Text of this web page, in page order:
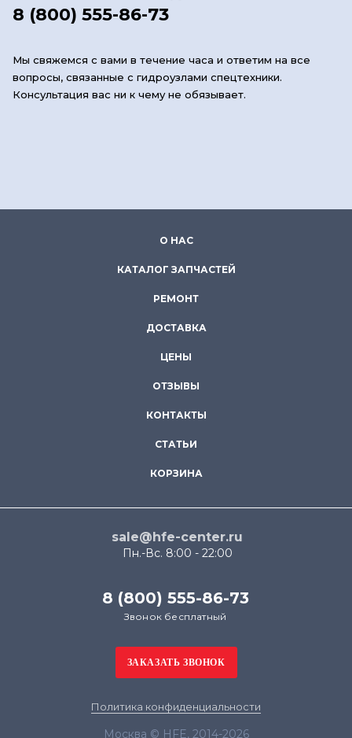
8 (800) 555-86-73
Мы свяжемся с вами в течение часа и ответим на все
вопросы, связанные с гидроузлами спецтехники.
Консультация вас ни к чему не обязывает.
О НАС
КАТАЛОГ ЗАПЧАСТЕЙ
РЕМОНТ
ДОСТАВКА
ЦЕНЫ
ОТЗЫВЫ
КОНТАКТЫ
СТАТЬИ
КОРЗИНА
sale@hfe-center.ru
Пн.-Вс. 8:00 - 22:00
8 (800) 555-86-73
Звонок бесплатный
Политика конфиденциальности
Москва © HFE, 2014-2026